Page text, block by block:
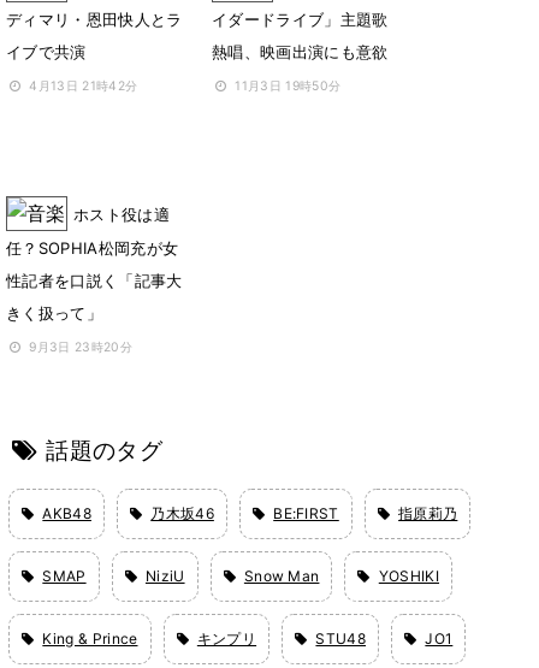
ディマリ・恩田快人とラ
イブで共演
4月13日 21時42分
イダードライブ」主題歌
熱唱、映画出演にも意欲
11月3日 19時50分
ホスト役は適
任？SOPHIA松岡充が女
性記者を口説く「記事大
きく扱って」
9月3日 23時20分
話題のタグ
AKB48 乃木坂46 BE:FIRST 指原莉乃
SMAP NiziU Snow Man YOSHIKI
King & Prince キンプリ STU48 JO1